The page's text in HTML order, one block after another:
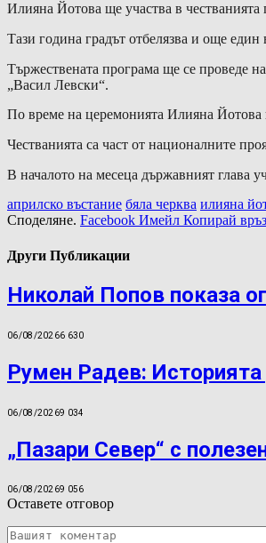
Илияна Йотова ще участва в
Тази година градът отбелязва и още
Тържествената програма ще се проведе
„Васил Левски“.
По време на церемонията Илияна Йотова
Честванията са част от националните
В началото на месеца държавният глава
априлско въстание бяла черква илияна
Споделяне. Facebook Имейл Копирай
Други Публикации
Николай Попов показа
06/08/20266 630
Румен Радев:
06/08/20269 034
„Пазари Север“ с
06/08/20269 056
Оставете отговор